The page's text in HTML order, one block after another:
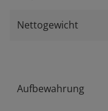
Nettogewicht
Aufbewahrung